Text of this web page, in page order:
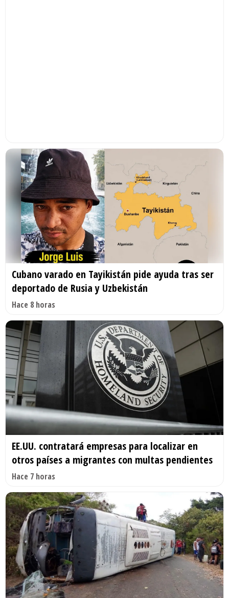
Cubano varado en Tayikistán pide ayuda tras ser
deportado de Rusia y Uzbekistán
Hace 8 horas
EE.UU. contratará empresas para localizar en
otros países a migrantes con multas pendientes
Hace 7 horas